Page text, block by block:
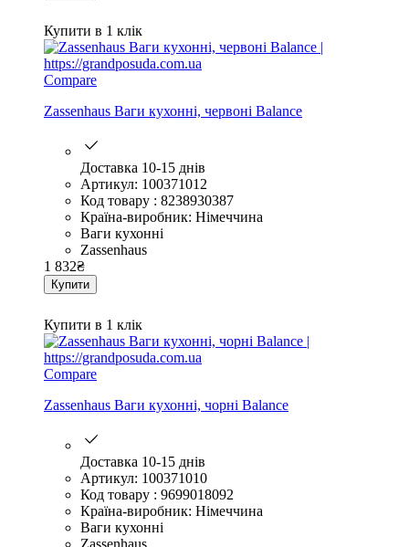
Купити в 1 клік
Compare
Zassenhaus Ваги кухонні, червоні Balance
Доставка 10-15 днів
Артикул: 100371012
Код товару : 8238930387
Країна-виробник: Німеччина
Ваги кухонні
Zassenhaus
1 832₴
Купити
Купити в 1 клік
Compare
Zassenhaus Ваги кухонні, чорні Balance
Доставка 10-15 днів
Артикул: 100371010
Код товару : 9699018092
Країна-виробник: Німеччина
Ваги кухонні